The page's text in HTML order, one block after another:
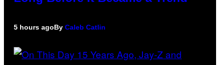
5 hours agoBy Caleb Catlin